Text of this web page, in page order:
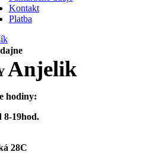
Kontakt
Platba
Anjelik
hodiny:
8-19hod.
28C